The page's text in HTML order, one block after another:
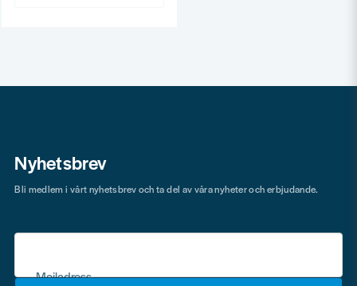
Nyhetsbrev
Mejladress
Bli medlem i vårt nyhetsbrev och ta del av våra nyheter och erbjudande.